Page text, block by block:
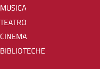
MUSICA
TEATRO
CINEMA
BIBLIOTECHE